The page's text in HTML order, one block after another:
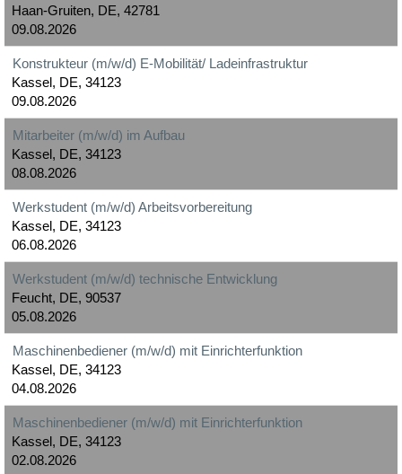
Haan-Gruiten, DE, 42781
09.08.2026
Konstrukteur (m/w/d) E-Mobilität/ Ladeinfrastruktur
Kassel, DE, 34123
09.08.2026
Mitarbeiter (m/w/d) im Aufbau
Kassel, DE, 34123
08.08.2026
Werkstudent (m/w/d) Arbeitsvorbereitung
Kassel, DE, 34123
06.08.2026
Werkstudent (m/w/d) technische Entwicklung
Feucht, DE, 90537
05.08.2026
Maschinenbediener (m/w/d) mit Einrichterfunktion
Kassel, DE, 34123
04.08.2026
Maschinenbediener (m/w/d) mit Einrichterfunktion
Kassel, DE, 34123
02.08.2026